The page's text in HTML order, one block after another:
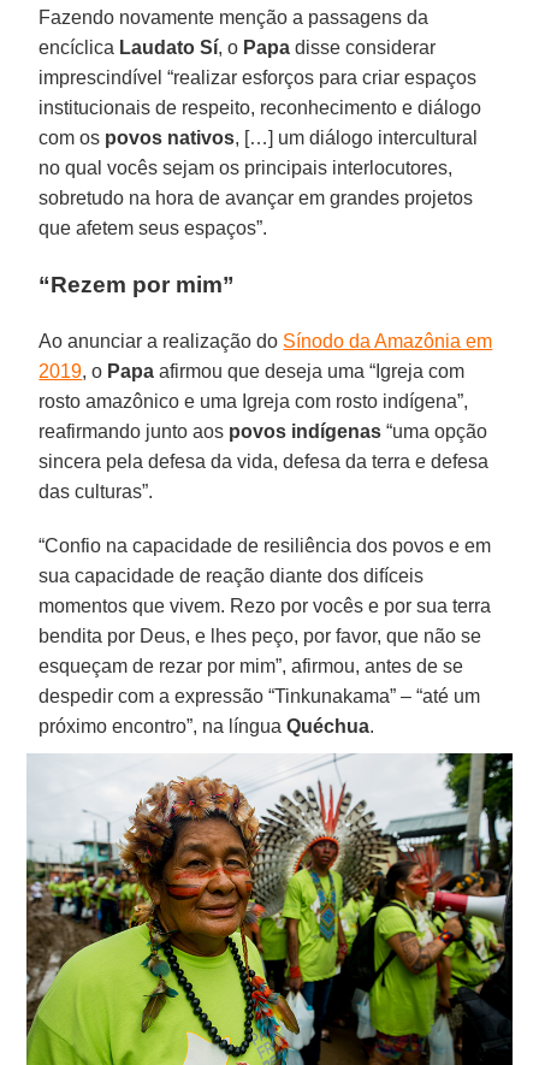
Fazendo novamente menção a passagens da
encíclica Laudato Sí, o Papa disse considerar
imprescindível “realizar esforços para criar espaços
institucionais de respeito, reconhecimento e diálogo
com os povos nativos, […] um diálogo intercultural
no qual vocês sejam os principais interlocutores,
sobretudo na hora de avançar em grandes projetos
que afetem seus espaços”.
“Rezem por mim”
Ao anunciar a realização do Sínodo da Amazônia em
2019, o Papa afirmou que deseja uma “Igreja com
rosto amazônico e uma Igreja com rosto indígena”,
reafirmando junto aos povos indígenas “uma opção
sincera pela defesa da vida, defesa da terra e defesa
das culturas”.
“Confio na capacidade de resiliência dos povos e em
sua capacidade de reação diante dos difíceis
momentos que vivem. Rezo por vocês e por sua terra
bendita por Deus, e lhes peço, por favor, que não se
esqueçam de rezar por mim”, afirmou, antes de se
despedir com a expressão “Tinkunakama” – “até um
próximo encontro”, na línguaQuéchua.